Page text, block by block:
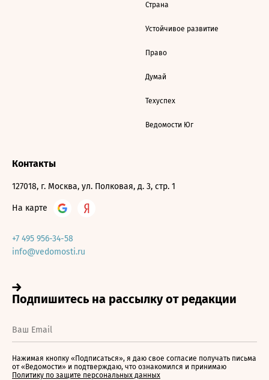
Страна
Устойчивое развитие
Право
Думай
Техуспех
Ведомости Юг
Контакты
127018, г. Москва, ул. Полковая, д. 3, стр. 1
На карте
+7 495 956-34-58
info@vedomosti.ru
Нажимая кнопку «Подписаться», я даю свое согласие получать письма
от «Ведомости» и подтверждаю, что ознакомился и принимаю
Политику по защите персональных данных